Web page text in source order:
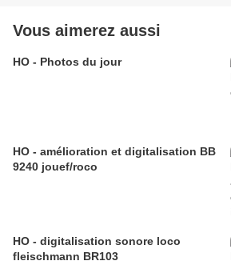
Vous aimerez aussi
HO - Photos du jour
HO - amélioration et digitalisation BB
9240 jouef/roco
HO - digitalisation sonore loco
fleischmann BR103